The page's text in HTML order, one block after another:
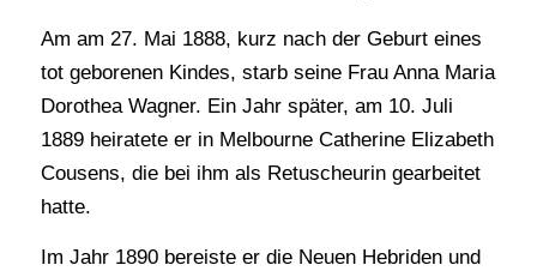
Am am 27. Mai 1888, kurz nach der Geburt eines
tot geborenen Kindes, starb seine Frau Anna Maria
Dorothea Wagner. Ein Jahr später, am 10. Juli
1889 heiratete er in Melbourne Catherine Elizabeth
Cousens, die bei ihm als Retuscheurin gearbeitet
hatte.
Im Jahr 1890 bereiste er die Neuen Hebriden und